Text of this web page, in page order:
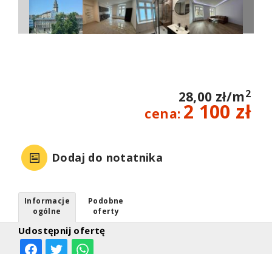
28,00 zł/m2
cena: 2 100 zł
Dodaj do notatnika
Udostępnij ofertę
Informacje
ogólne
Podobne
oferty